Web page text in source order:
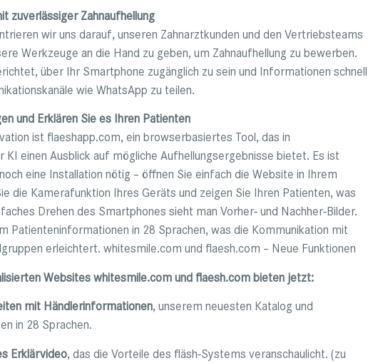
zuverlässiger Zahnaufhellung
wir uns darauf, unseren Zahnarztkunden und den Vertriebsteams
Werkzeuge an die Hand zu geben, um Zahnaufhellung zu bewerben.
über Ihr Smartphone zugänglich zu sein und Informationen schnell
wie WhatsApp zu teilen.
und Erklären Sie es Ihren Patienten
ist flaeshapp.com, ein browserbasiertes Tool, das in
KI einen Ausblick auf mögliche Aufhellungsergebnisse bietet. Es ist
eine Installation nötig – öffnen Sie einfach die Website in Ihrem
die Kamerafunktion Ihres Geräts und zeigen Sie Ihren Patienten, was
Drehen des Smartphones sieht man Vorher- und Nachher-Bilder.
Patienteninformationen in 28 Sprachen, was die Kommunikation mit
erleichtert. whitesmile.com und flaesh.com – Neue Funktionen
Websites whitesmile.com und flaesh.com bieten jetzt:
mit Händlerinformationen, unserem neuesten Katalog und
in 28 Sprachen.
Erklärvideo, das die Vorteile des fläsh-Systems veranschaulicht. (zu